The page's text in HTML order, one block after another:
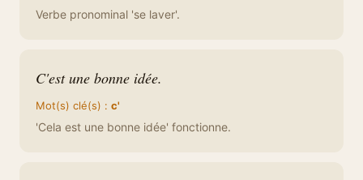
Verbe pronominal 'se laver'.
C'est une bonne idée.
Mot(s) clé(s) : c'
'Cela est une bonne idée' fonctionne.